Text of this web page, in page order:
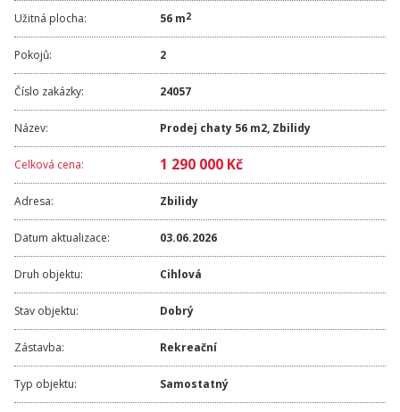
SLUŽBY
KARIÉRA
FINANCOVÁNÍ / HYPOTÉKA
KONTAKT
Užitná plocha: 56 m2
Pokojů: 2
Číslo zakázky: 24057
Název: Prodej chaty 56 m2, Zbilidy
Celková cena: 1 290 000 Kč
Adresa: Zbilidy
Datum aktualizace: 03.06.2026
Druh objektu: Cihlová
Stav objektu: Dobrý
Zástavba: Rekreační
Typ objektu: Samostatný